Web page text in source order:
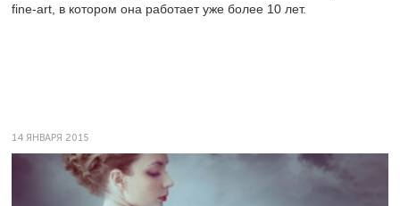
fine-art, в котором она работает уже более 10 лет.
14 ЯНВАРЯ 2015